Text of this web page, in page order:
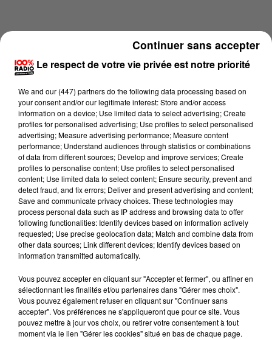
Lecture (4 min 16 sec)
100%
100% Radio les infos du grand Toulouse
7 novembre 2025 - 4 min 16 sec
LES INFOS DU GRAND TOULOUSE DU
07/11/2025 À 09H00
Le respect de votre vie privée est notre priorité
We and our (447) partnersdo the following data processing based on
your consent and/or our legitimate interest: Store and/or access
information on a device; Use limited data to select advertising; Create
profiles for personalised advertising; Use profiles to select personalised
advertising; Measure advertising performance; Measure content
performance; Understand audiences through statistics or combinations
of data from different sources; Develop and improve services; Create
profiles to personalise content; Use profiles to select personalised
content; Use limited data to select content; Ensure security, prevent and
detect fraud, and fix errors; Deliver and present advertising and content;
Save and communicate privacy choices. These technologies may
process personal data such as IP address and browsing data to offer
following functionalities: Identify devices based on information actively
requested; Use precise geolocation data; Match and combine data from
other data sources; Link different devices; Identify devices based on
information transmitted automatically.
Vous pouvez accepter en cliquant sur "Accepter et fermer", ou affiner en
sélectionnant les finalités et/ou partenaires dans "Gérer mes choix".
Vous pouvez également refuser en cliquant sur "Continuer sans
accepter". Vos préférences ne s'appliqueront que pour ce site. Vous
pouvez mettre à jour vos choix, ou retirer votre consentement à tout
moment via le lien "Gérer les cookies" situé en bas de chaque page.
Continuer sans accepter